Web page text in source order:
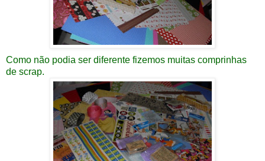
Como não podia ser diferente fizemos muitas comprinhas
de scrap.